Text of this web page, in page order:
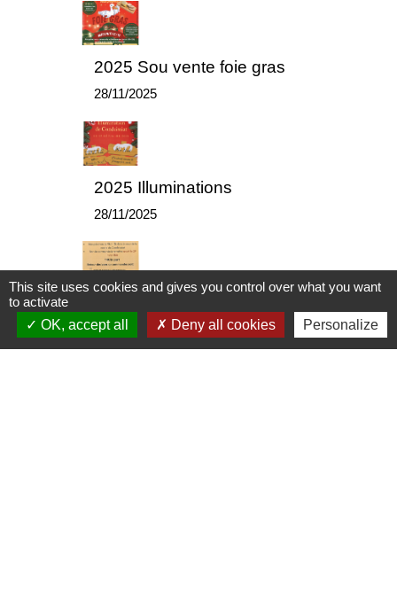
2025 Sou vente foie gras
28/11/2025
2025 Illuminations
28/11/2025
tartiflette
This site uses cookies and gives you control over what you want
to activate
OK, accept all
Deny all cookies Personalize